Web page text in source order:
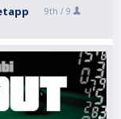
9th / 9